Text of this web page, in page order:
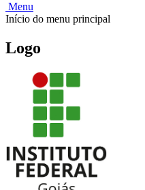
Menu
Início do menu principal
Logo